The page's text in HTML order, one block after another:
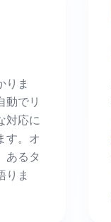
りま
動でリ
対応に
す。オ
あるタ
りま